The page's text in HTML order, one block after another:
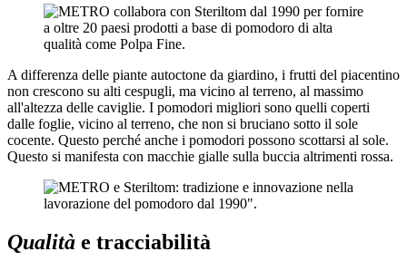
A differenza delle piante autoctone da giardino, i frutti del piacentino
non crescono su alti cespugli, ma vicino al terreno, al massimo
all'altezza delle caviglie. I pomodori migliori sono quelli coperti
dalle foglie, vicino al terreno, che non si bruciano sotto il sole
cocente. Questo perché anche i pomodori possono scottarsi al sole.
Questo si manifesta con macchie gialle sulla buccia altrimenti rossa.
Qualità e tracciabilità